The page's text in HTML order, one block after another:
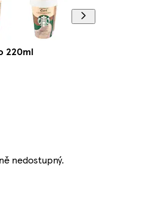
220ml
nedostupný.